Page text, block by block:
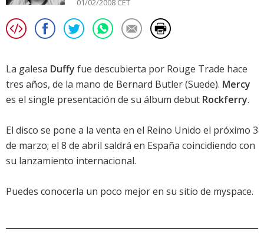
01/02/2008 CET
La galesa Duffy fue descubierta por Rouge Trade hace
tres años, de la mano de Bernard Butler (Suede). Mercy
es el single presentación de su álbum debut Rockferry.
El disco se pone a la venta en el Reino Unido el próximo 3
de marzo; el 8 de abril saldrá en España coincidiendo con
su lanzamiento internacional.
Puedes conocerla un poco mejor en su sitio de myspace.